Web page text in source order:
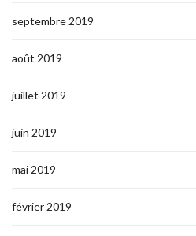
septembre 2019
août 2019
juillet 2019
juin 2019
mai 2019
février 2019